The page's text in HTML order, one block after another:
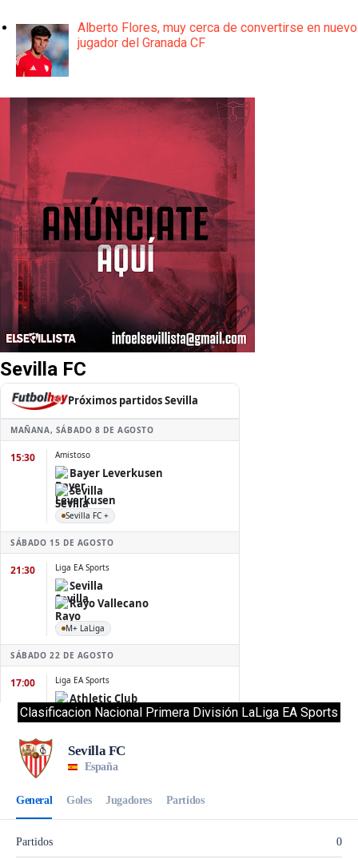
Alberto Flores, muy cerca de convertirse en nuevo
jugador del Granada CF
Sevilla FC
Clasificacion Nacional Primera División LaLiga EA Sports